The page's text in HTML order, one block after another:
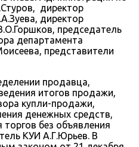
директор
директор
председатель
департамента
представители
продавца,
итогов продажи,
купли-продажи,
денежных средств,
без объявления
КУИ А.Г.Юрьев. В